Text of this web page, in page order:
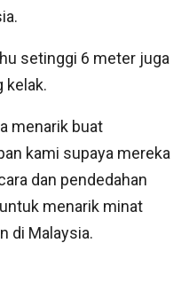
setinggi 6 meter juga
kelak.
menarik buat
kami supaya mereka
dan pendedahan
menarik minat
di Malaysia.